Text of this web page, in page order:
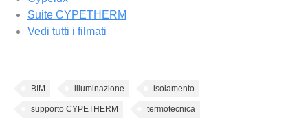
Suite CYPETHERM
Vedi tutti i filmati
BIM illuminazione isolamento
supporto CYPETHERM termotecnica